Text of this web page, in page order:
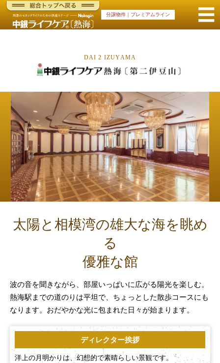
"中
銀
熱
海
-
シ
ニ
ア
向
け
ケ
ア
サ
ビ
ス
シ
ョ
ン
分譲物件｜プレミアムライン ☰
DAI 2 IZUYAMA
太陽と相模湾の雄大な海を眺め
る
優雅な館
波の音を聞きながら、部屋いっぱいに広がる陽光を楽しむ。
熱海駅までの道のりは平坦で、ちょっとした散歩コースにも
なります。おだやかな光に包まれた日々が始まります。
ディレクター挨拶
洋上の月明かりは、幻想的で素晴らしい景観です。